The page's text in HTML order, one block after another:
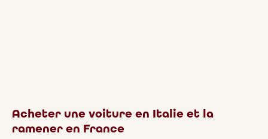
Acheter une voiture en Italie et la
ramener en France